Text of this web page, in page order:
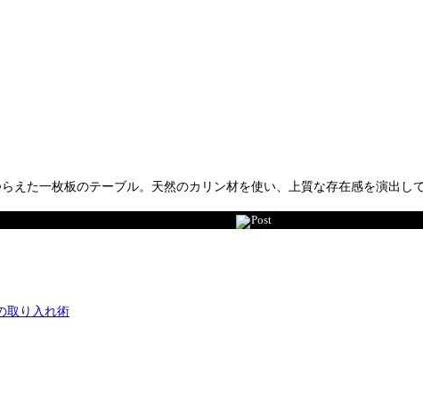
えた一枚板のテーブル。天然のカリン材を使い、上質な存在感を演出
Post